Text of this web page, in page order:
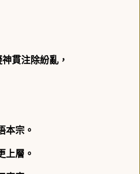
貫注除紛亂，
本宗。
上層。